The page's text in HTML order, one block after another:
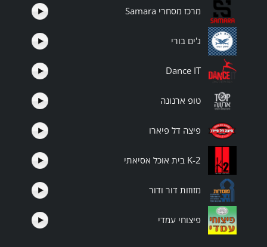
מרכז מסחרי Samara
ג'ים בורי
Dance IT
טופ ארנונה
פיצה דל פיארו
K-2 בית אוכל אסיאתי
מזוזות דור ודור
פיצוחי עמדי